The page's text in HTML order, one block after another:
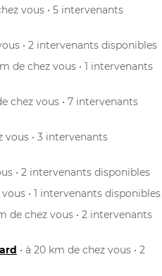
vous • 5 intervenants
• 2 intervenants disponibles
de chez vous • 1 intervenants
chez vous • 7 intervenants
vous • 3 intervenants
• 2 intervenants disponibles
vous • 1 intervenants disponibles
de chez vous • 2 intervenants
• à 20 km de chez vous • 2